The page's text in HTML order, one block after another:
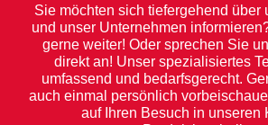
Sie möchten sich tiefergehend über
und unser Unternehmen
gerne weiter! Oder sprechen Sie
direkt an! Unser spezialisiertes
umfassend und bedarfsgerecht.
auch einmal persönlich
auf Ihren Besuch in unseren